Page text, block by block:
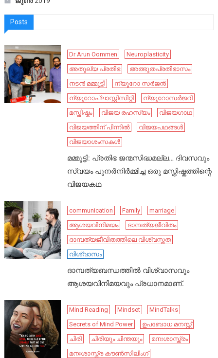
Posts
Dr Arun Oommen
Neuroplasticity
അതുല്യ പ്രതിഭ
അത്ഭുതപ്രതിഭാസം
നടൻ മമ്മൂട്ടി
ന്യൂറോ സർജൻ
ന്യൂറോപ്ലാസ്റ്റിസിറ്റി
ന്യൂറോസർജറി
മസ്തിഷ്കം
വിജയ രഹസ്യം
വിജയഗാഥ
വിജയത്തിന് പിന്നിൽ
വിജയപഥങ്ങൾ
വിജയാശംസകൾ
മമ്മൂട്ടി: പ്രതിഭ ജന്മസിദ്ധമല്ല… ദിവസവും
സ്വയം പുനർനിർമ്മിച്ച ഒരു മസ്തിഷ്കത്തിന്റെ
വിജയകഥ
communication Family
marriage
ആശയവിനിമയം
ദാമ്പത്യജീവിതം
ദാമ്പത്യജീവിതത്തിലെ വിശ്വസ്തത
വിശ്വാസം
ദാമ്പത്യബന്ധത്തിൽ വിശ്വാസവും
ആശയവിനിമയവും പ്രധാനമാണ്.
Mind Reading Mindset
MindTalks
Secrets of Mind Power
ഉപബോധ മനസ്സ്
ചിരി
ചിരിയും ചിന്തയും
മനഃശാസ്ത്രം
മനഃശാസ്ത്ര കൗൺസിലിംഗ്